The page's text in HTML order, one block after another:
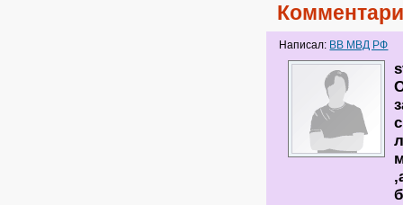
Написал: ВВ МВД РФ